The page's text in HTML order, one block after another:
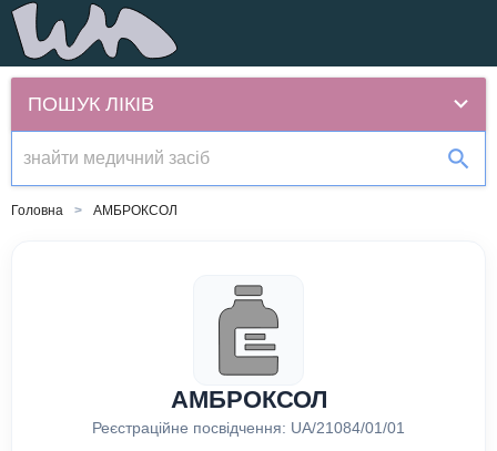
ПОШУК ЛІКІВ
Головна АМБРОКСОЛ
АМБРОКСОЛ
Реєстраційне посвідчення: UA/21084/01/01